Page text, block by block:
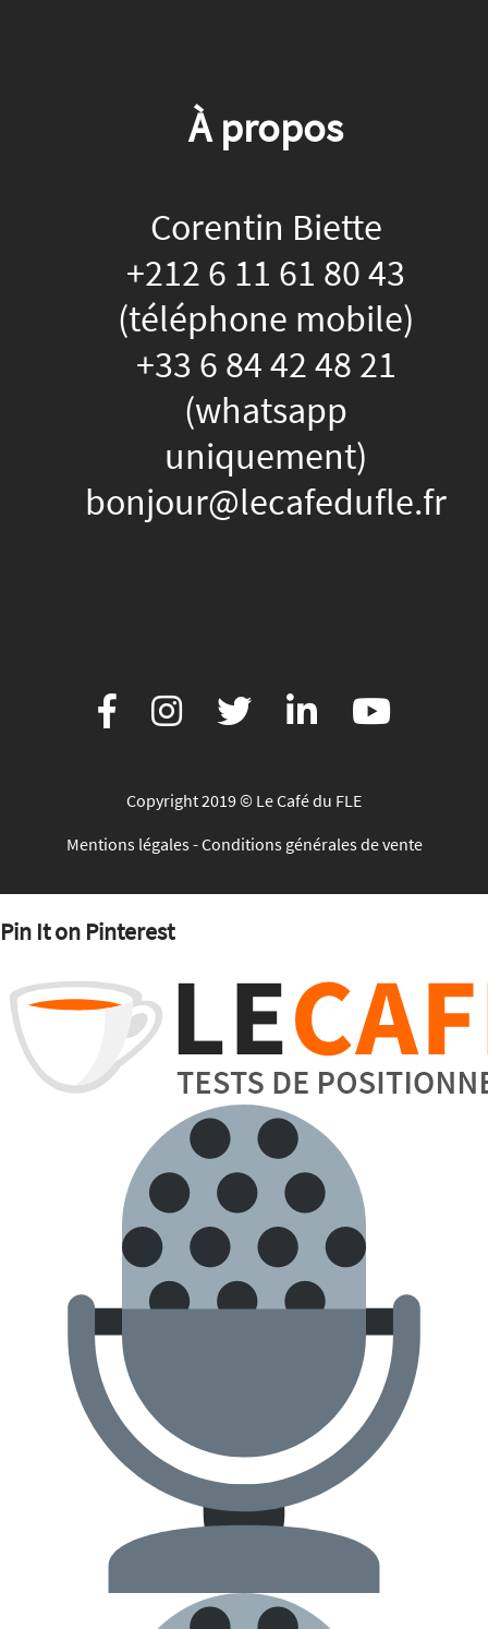
À propos
Corentin Biette
+212 6 11 61 80 43
(téléphone mobile)
+33 6 84 42 48 21
(whatsapp
uniquement)
bonjour@lecafedufle.fr
Copyright 2019 © Le Café du FLE
Mentions légales-Conditions générales de vente
Pin It on Pinterest